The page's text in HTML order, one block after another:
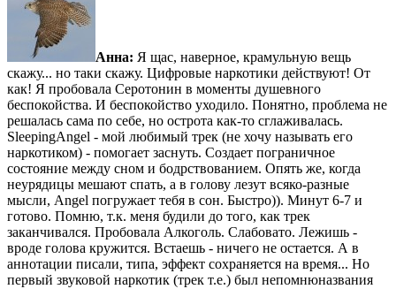
Анна: Я щас, наверное, крамульную вещь
скажу... но таки скажу. Цифровые наркотики действуют! От
как! Я пробовала Серотонин в моменты душевного
беспокойства. И беспокойство уходило. Понятно, проблема не
решалась сама по себе, но острота как-то сглаживалась.
SleepingAngel - мой любимый трек (не хочу называть его
наркотиком) - помогает заснуть. Создает пограничное
состояние между сном и бодрствованием. Опять же, когда
неурядицы мешают спать, а в голову лезут всяко-разные
мысли, Angel погружает тебя в сон. Быстро)). Минут 6-7 и
готово. Помню, т.к. меня будили до того, как трек
заканчивался. Пробовала Алкоголь. Слабовато. Лежишь -
вроде голова кружится. Встаешь - ничего не остается. А в
аннотации писали, типа, эффект сохраняется на время... Но
первый звуковой наркотик (трек т.е.) был непомнюназвания